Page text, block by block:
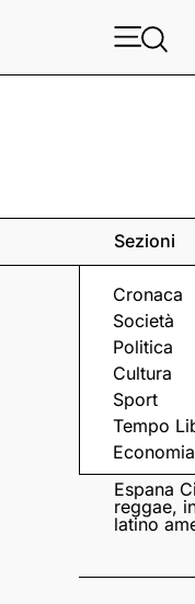
Sezioni
Cronaca
Società
Politica
Cultura
Sport
Tempo
Economia
Eventi a
Espana
reggae,
latino